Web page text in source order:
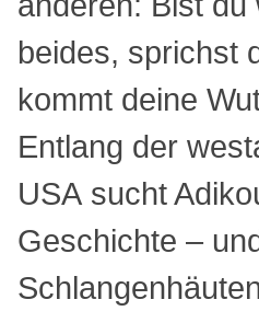
beides, sprichst
kommt deine
Entlang der
USA sucht
Geschichte –